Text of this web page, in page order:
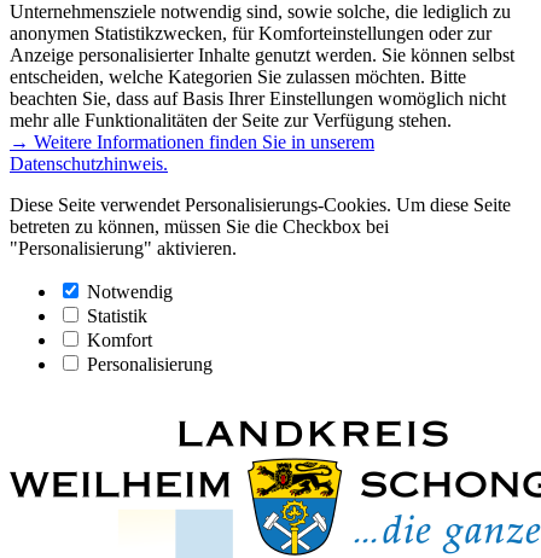
Unternehmensziele notwendig sind, sowie solche, die lediglich zu
anonymen Statistikzwecken, für Komforteinstellungen oder zur
Anzeige personalisierter Inhalte genutzt werden. Sie können selbst
entscheiden, welche Kategorien Sie zulassen möchten. Bitte
beachten Sie, dass auf Basis Ihrer Einstellungen womöglich nicht
mehr alle Funktionalitäten der Seite zur Verfügung stehen.
→ Weitere Informationen finden Sie in unserem
Datenschutzhinweis.
Diese Seite verwendet Personalisierungs-Cookies. Um diese Seite
betreten zu können, müssen Sie die Checkbox bei
"Personalisierung" aktivieren.
Notwendig
Statistik
Komfort
Personalisierung